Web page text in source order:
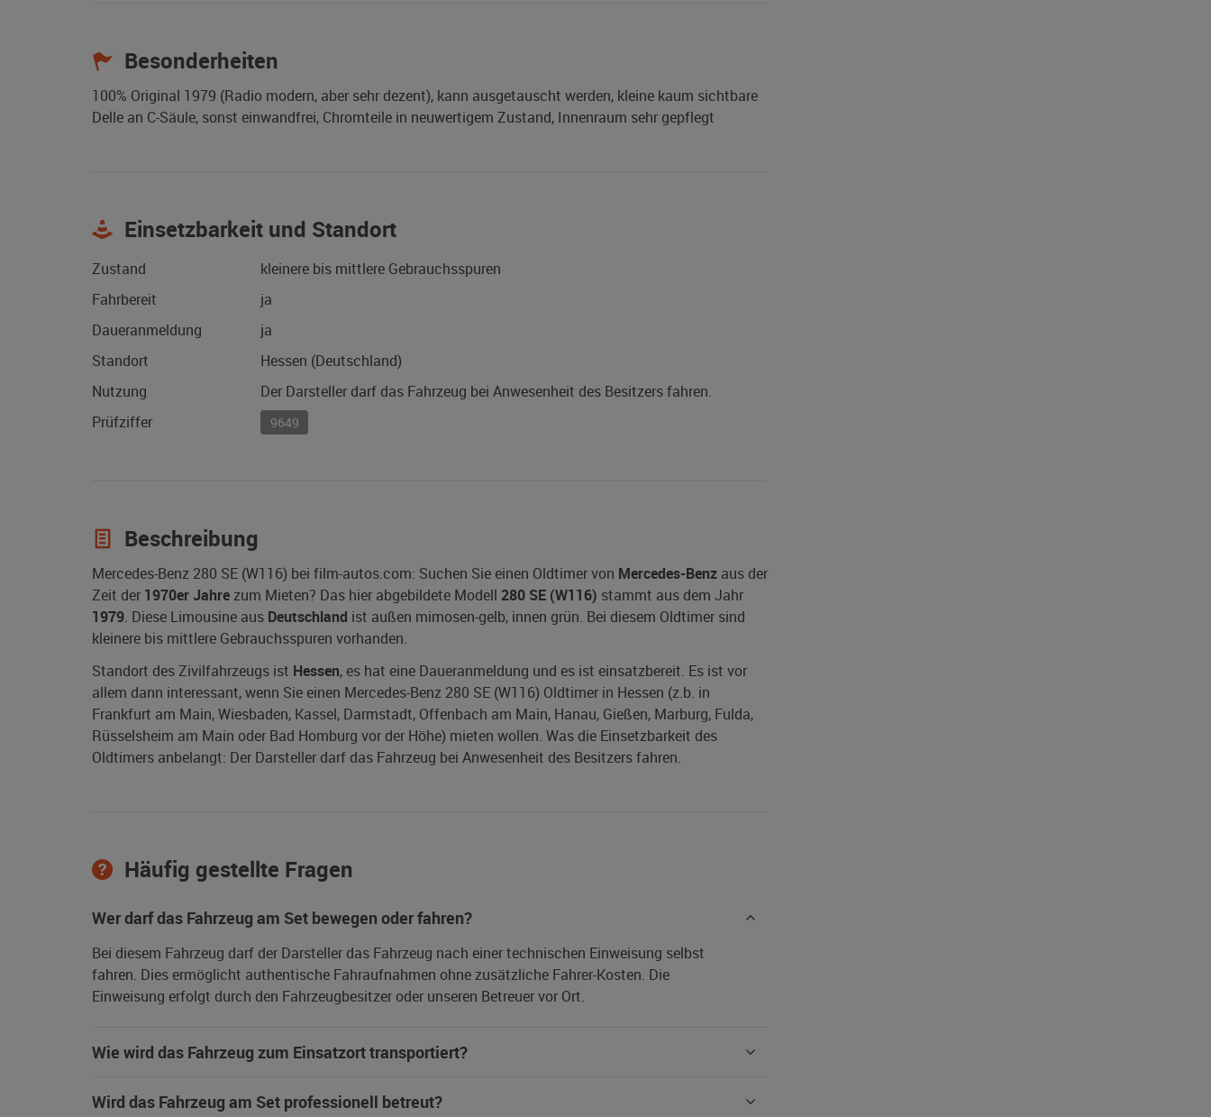
Besonderheiten
100% Original 1979 (Radio modern, aber sehr dezent), kann ausgetauscht werden, kleine kaum sichtbare
Delle an C-Säule, sonst einwandfrei, Chromteile in neuwertigem Zustand, Innenraum sehr gepflegt
Einsetzbarkeit und Standort
Zustand
kleinere bis mittlere Gebrauchsspuren
Fahrbereit
ja
Daueranmeldung
ja
Standort
Hessen (Deutschland)
Nutzung
Der Darsteller darf das Fahrzeug bei Anwesenheit des Besitzers fahren.
Prüfziffer
9649
Beschreibung
Mercedes-Benz 280 SE (W116) bei film-autos.com: Suchen Sie einen Oldtimer von Mercedes-Benz aus der
Zeit der 1970er Jahrezum Mieten? Das hier abgebildete Modell 280 SE (W116) stammt aus dem Jahr
1979. Diese Limousine aus Deutschland ist außen mimosen-gelb, innen grün. Bei diesem Oldtimer sind
kleinere bis mittlere Gebrauchsspuren vorhanden.
Standort des Zivilfahrzeugs ist Hessen, es hat eine Daueranmeldung und es ist einsatzbereit. Es ist vor
allem dann interessant, wenn Sie einen Mercedes-Benz 280 SE (W116) Oldtimer in Hessen (z.b. in
Frankfurt am Main, Wiesbaden, Kassel, Darmstadt, Offenbach am Main, Hanau, Gießen, Marburg, Fulda,
Rüsselsheim am Main oder Bad Homburg vor der Höhe) mieten wollen. Was die Einsetzbarkeit des
Oldtimers anbelangt: Der Darsteller darf das Fahrzeug bei Anwesenheit des Besitzers fahren.
Häufig gestellte Fragen
Wer darf das Fahrzeug am Set bewegen oder fahren?
Bei diesem Fahrzeug darf der Darsteller das Fahrzeug nach einer technischen Einweisung selbst
fahren. Dies ermöglicht authentische Fahraufnahmen ohne zusätzliche Fahrer-Kosten. Die
Einweisung erfolgt durch den Fahrzeugbesitzer oder unseren Betreuer vor Ort.
Wie wird das Fahrzeug zum Einsatzort transportiert?
Wird das Fahrzeug am Set professionell betreut?